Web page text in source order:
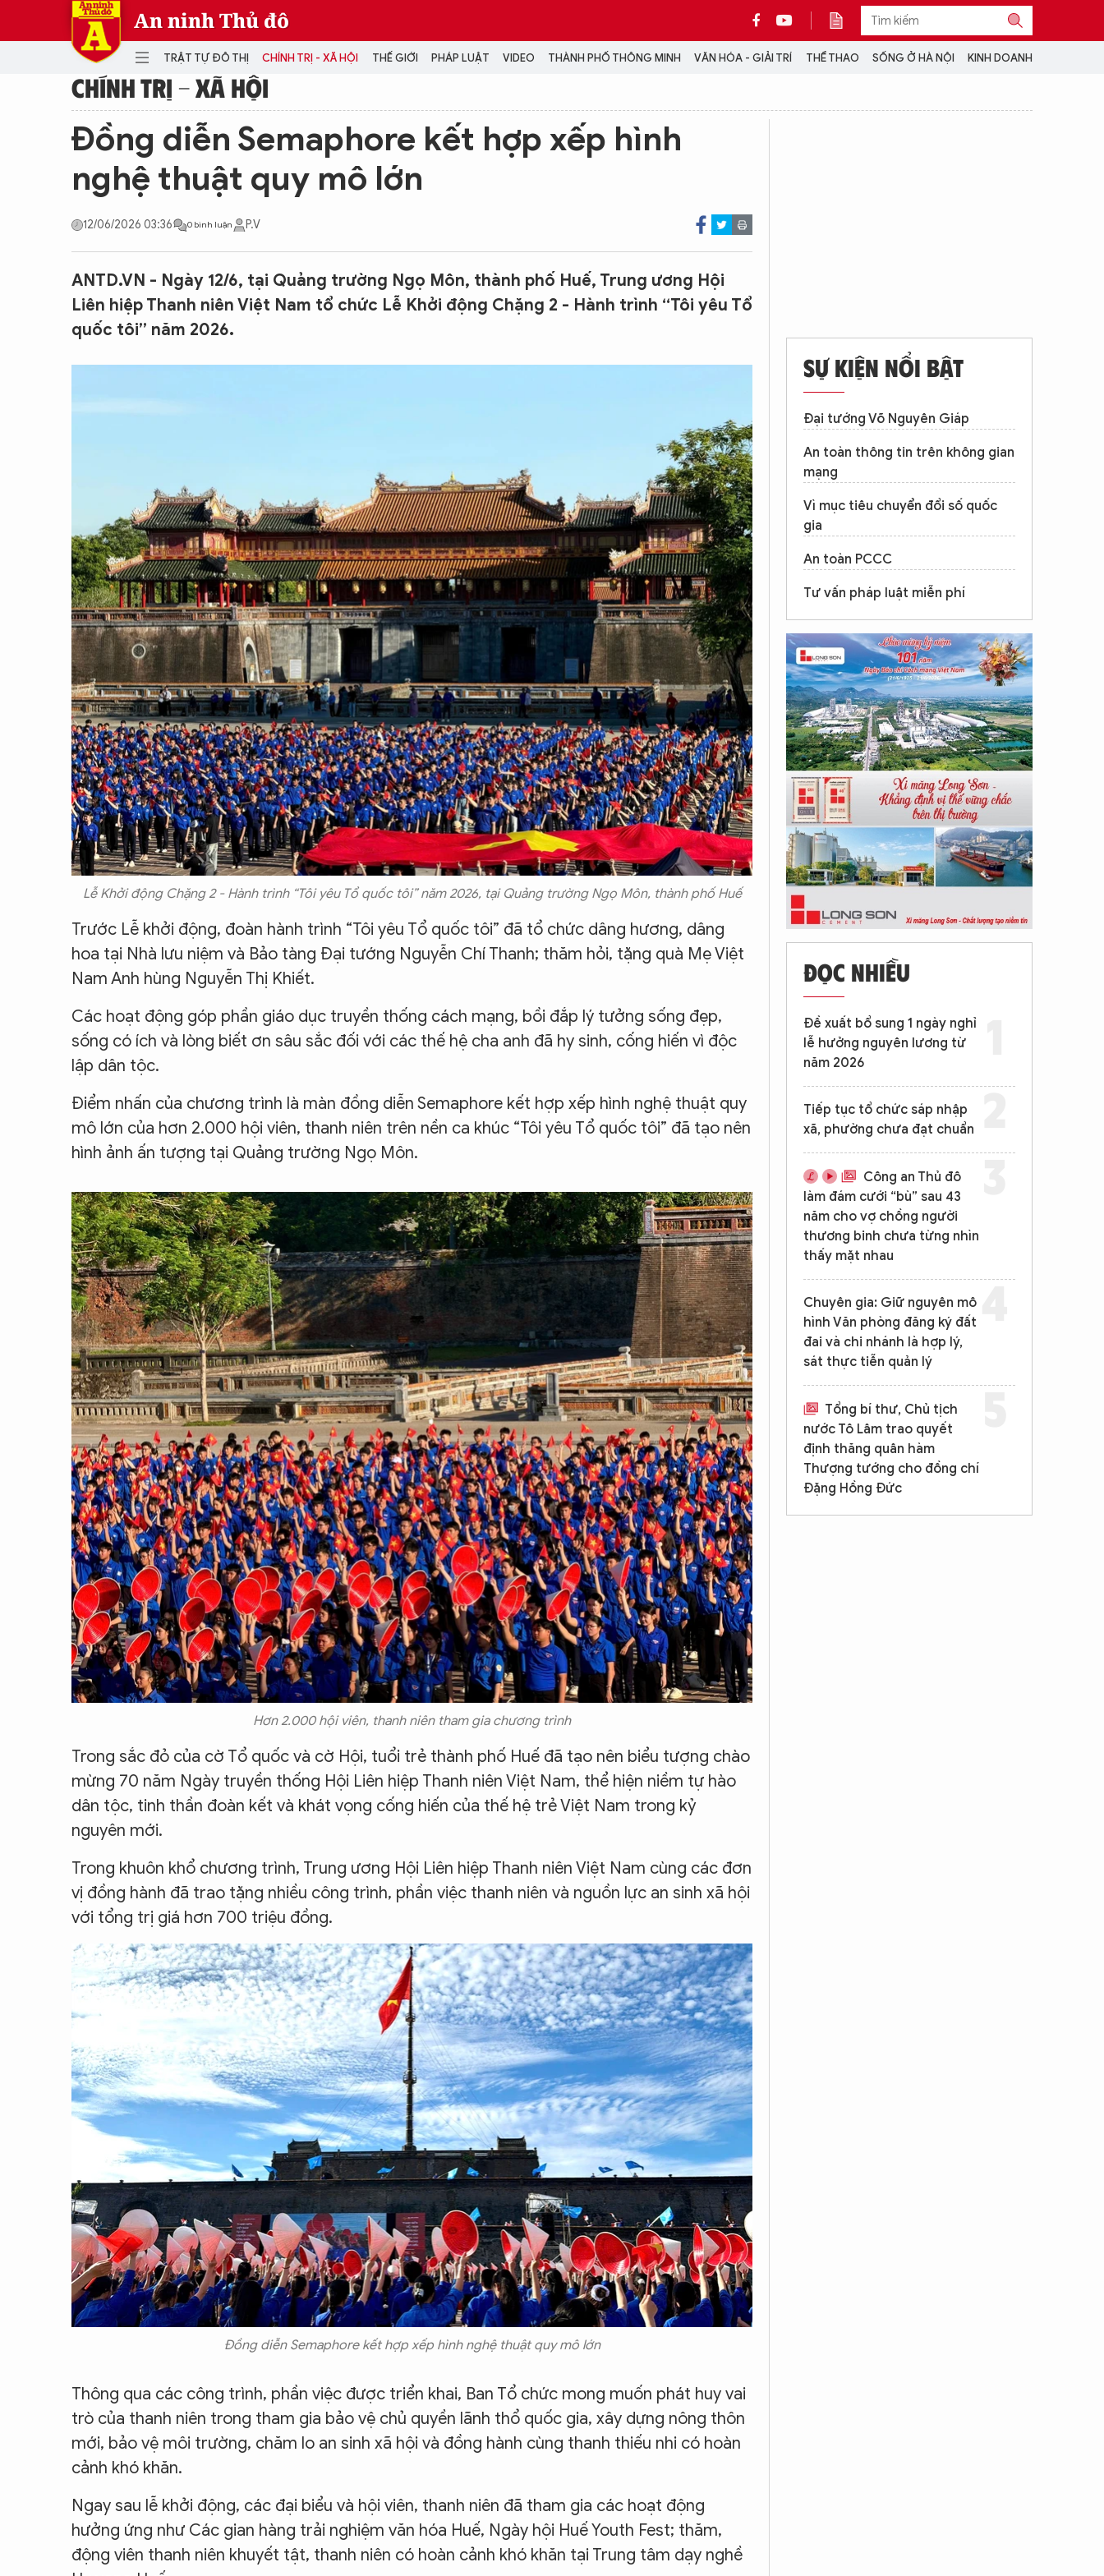
An ninh Thủ đô
TRẬT TỰ ĐÔ THỊ CHÍNH TRỊ - XÃ HỘI THẾ GIỚI PHÁP LUẬT VIDEO THÀNH PHỐ THÔNG MINH VĂN HÓA - GIẢI TRÍ THỂ THAO SỐNG Ở HÀ NỘI KINH DOANH
TRẬT TỰ ĐÔ THỊ
Đại hội Đảng
THẾ GIỚI PHÁP LUẬT
THÀNH PHỐ THÔNG MINH
THỂ THAO
SỐNG Ở HÀ NỘI
KINH DOANH
MULTIMEDIA
Podcast
Video
Infographic
VIDEO
LỊCH VẠN SỰ
CHÍNH TRỊ - XÃ HỘI
Đồng diễn Semaphore kết hợp xếp hình
nghệ thuật quy mô lớn
12/06/2026 03:36 0 bình luận P.V
ANTD.VN - Ngày 12/6, tại Quảng trường Ngọ Môn, thành phố Huế, Trung ương Hội
Liên hiệp Thanh niên Việt Nam tổ chức Lễ Khởi động Chặng 2 - Hành trình “Tôi yêu Tổ
quốc tôi” năm 2026.
Lễ Khởi động Chặng 2 - Hành trình “Tôi yêu Tổ quốc tôi” năm 2026, tại Quảng trường Ngọ Môn, thành phố Huế
Trước Lễ khởi động, đoàn hành trình “Tôi yêu Tổ quốc tôi” đã tổ chức dâng hương, dâng
hoa tại Nhà lưu niệm và Bảo tàng Đại tướng Nguyễn Chí Thanh; thăm hỏi, tặng quà Mẹ Việt
Nam Anh hùng Nguyễn Thị Khiết.
Các hoạt động góp phần giáo dục truyền thống cách mạng, bồi đắp lý tưởng sống đẹp,
sống có ích và lòng biết ơn sâu sắc đối với các thế hệ cha anh đã hy sinh, cống hiến vì độc
lập dân tộc.
Điểm nhấn của chương trình là màn đồng diễn Semaphore kết hợp xếp hình nghệ thuật quy
mô lớn của hơn 2.000 hội viên, thanh niên trên nền ca khúc “Tôi yêu Tổ quốc tôi” đã tạo nên
hình ảnh ấn tượng tại Quảng trường Ngọ Môn.
Hơn 2.000 hội viên, thanh niên tham gia chương trình
Trong sắc đỏ của cờ Tổ quốc và cờ Hội, tuổi trẻ thành phố Huế đã tạo nên biểu tượng chào
mừng 70 năm Ngày truyền thống Hội Liên hiệp Thanh niên Việt Nam, thể hiện niềm tự hào
dân tộc, tinh thần đoàn kết và khát vọng cống hiến của thế hệ trẻ Việt Nam trong kỷ
nguyên mới.
Trong khuôn khổ chương trình, Trung ương Hội Liên hiệp Thanh niên Việt Nam cùng các đơn
vị đồng hành đã trao tặng nhiều công trình, phần việc thanh niên và nguồn lực an sinh xã hội
với tổng trị giá hơn 700 triệu đồng.
Đồng diễn Semaphore kết hợp xếp hình nghệ thuật quy mô lớn
Thông qua các công trình, phần việc được triển khai, Ban Tổ chức mong muốn phát huy vai
trò của thanh niên trong tham gia bảo vệ chủ quyền lãnh thổ quốc gia, xây dựng nông thôn
mới, bảo vệ môi trường, chăm lo an sinh xã hội và đồng hành cùng thanh thiếu nhi có hoàn
cảnh khó khăn.
Ngay sau lễ khởi động, các đại biểu và hội viên, thanh niên đã tham gia các hoạt động
hưởng ứng như Các gian hàng trải nghiệm văn hóa Huế, Ngày hội Huế Youth Fest; thăm,
động viên thanh niên khuyết tật, thanh niên có hoàn cảnh khó khăn tại Trung tâm dạy nghề
SỰ KIỆN NỔI BẬT
Đại tướng Võ Nguyên Giáp
An toàn thông tin trên không gian
mạng
Vì mục tiêu chuyển đổi số quốc
gia
An toàn PCCC
Tư vấn pháp luật miễn phí
ĐỌC NHIỀU
Đề xuất bổ sung 1 ngày nghỉ
lễ hưởng nguyên lương từ
năm 2026
Tiếp tục tổ chức sáp nhập
xã, phường chưa đạt chuẩn
Công an Thủ đô
làm đám cưới “bù” sau 43
năm cho vợ chồng người
thương binh chưa từng nhìn
thấy mặt nhau
Chuyên gia: Giữ nguyên mô
hình Văn phòng đăng ký đất
đai và chi nhánh là hợp lý,
sát thực tiễn quản lý
Tổng bí thư, Chủ tịch
nước Tô Lâm trao quyết
định thăng quân hàm
Thượng tướng cho đồng chí
Đặng Hồng Đức